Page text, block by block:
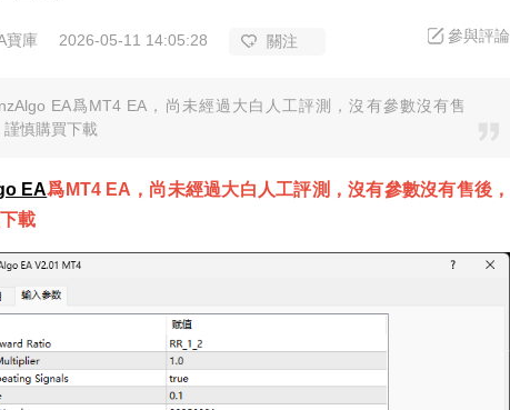
寶庫 2026-05-11 14:05:28 關注 參與評論
EA爲MT4 EA，尚未經過大白人工評測，沒有參數沒有售
謹慎購買下載
EA爲MT4 EA，尚未經過大白人工評測，沒有參數沒有售後，
載